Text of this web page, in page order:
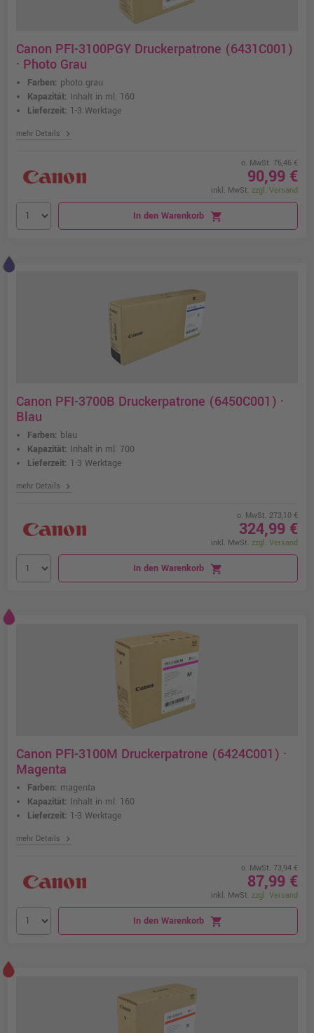
Canon PFI-3100PGY Druckerpatrone (6431C001)
· Photo Grau
Farben: photo grau
Kapazität: Inhalt in ml: 160
Lieferzeit: 1-3 Werktage
mehr Details chevron_right
o. MwSt. 76,46 €
90,99 €
inkl. MwSt. zzgl. Versand
In den Warenkorb shopping_cart
Canon PFI-3700B Druckerpatrone (6450C001) ·
Blau
Farben: blau
Kapazität: Inhalt in ml: 700
Lieferzeit: 1-3 Werktage
mehr Details chevron_right
o. MwSt. 273,10 €
324,99 €
inkl. MwSt. zzgl. Versand
In den Warenkorb shopping_cart
Canon PFI-3100M Druckerpatrone (6424C001) ·
Magenta
Farben: magenta
Kapazität: Inhalt in ml: 160
Lieferzeit: 1-3 Werktage
mehr Details chevron_right
o. MwSt. 73,94 €
87,99 €
inkl. MwSt. zzgl. Versand
In den Warenkorb shopping_cart